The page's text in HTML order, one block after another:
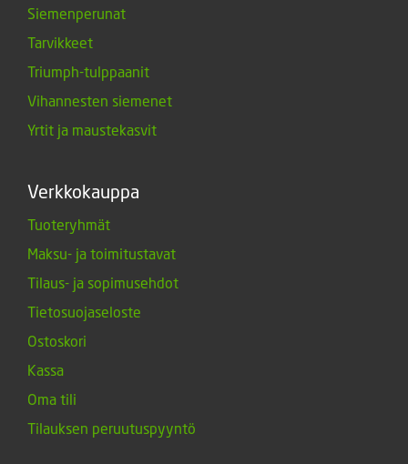
Siemenperunat
Tarvikkeet
Triumph-tulppaanit
Vihannesten siemenet
Yrtit ja maustekasvit
Verkkokauppa
Tuoteryhmät
Maksu- ja toimitustavat
Tilaus- ja sopimusehdot
Tietosuojaseloste
Ostoskori
Kassa
Oma tili
Tilauksen peruutuspyyntö